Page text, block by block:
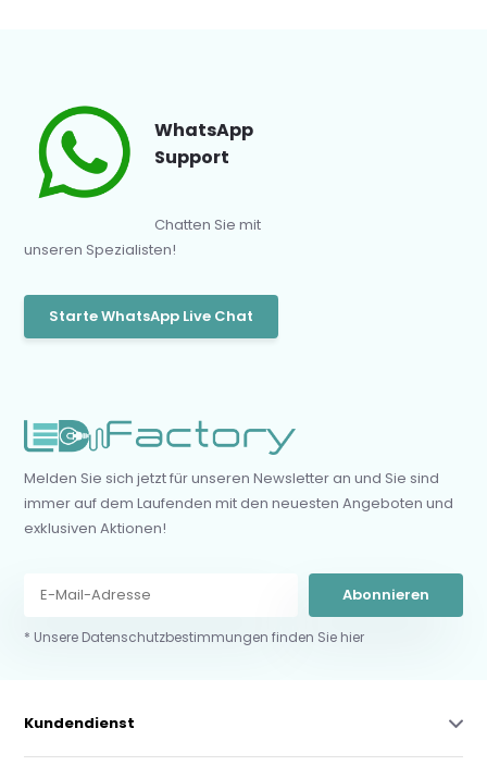
WhatsApp
Support
Chatten Sie mit
unseren Spezialisten!
Starte WhatsApp Live Chat
Melden Sie sich jetzt für unseren Newsletter an und Sie sind
immer auf dem Laufenden mit den neuesten Angeboten und
exklusiven Aktionen!
Abonnieren
* Unsere Datenschutzbestimmungen finden Sie hier
Kundendienst